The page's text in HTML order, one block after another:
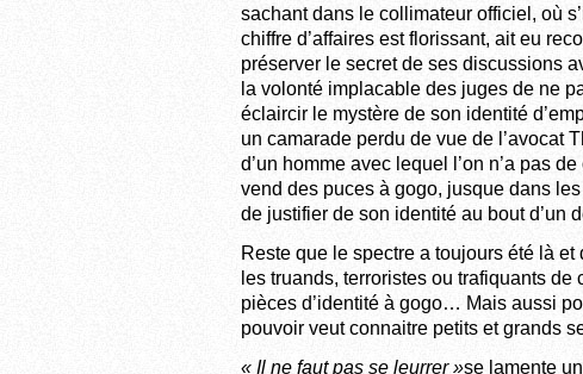
sachant dans le collimateur officiel, où
chiffre d’affaires est florissant, ait eu
préserver le secret de ses discussions
la volonté implacable des juges de ne
éclaircir le mystère de son identité
un camarade perdu de vue de l’avocat
d’un homme avec lequel l’on n’a pas
vend des puces à gogo, jusque dans
de justifier de son identité au bout
Reste que le spectre a toujours été là
les truands, terroristes ou trafiquants
pièces d’identité à gogo… Mais aussi
pouvoir veut connaitre petits et grands
« Il ne faut pas se leurrer »se lamente